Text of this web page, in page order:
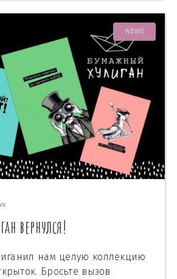
NEWS
вернулся!
нам целую коллекцию
Бросьте вызов